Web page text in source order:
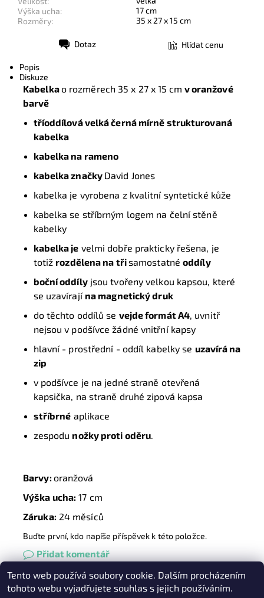
Výška ucha:
17 cm
Rozměry:
35 x 27 x 15 cm
Dotaz Hlídat cenu
Popis
Diskuze
Kabelkao rozměrech 35 x 27 x 15 cm v oranžové
barvě
tříoddílová velká černá mírně strukturovaná
kabelka
kabelka na rameno
kabelka značky David Jones
kabelka je vyrobena z kvalitní syntetické kůže
kabelka se stříbrným logem na čelní stěně
kabelky
kabelka je velmi dobře prakticky řešena, je
totiž rozdělena na třisamostatnéoddíly
boční oddílyjsou tvořeny velkou kapsou, které
se uzavírají na magnetický druk
do těchto oddílů se vejde formát A4, uvnitř
nejsou v podšívce žádné vnitřní kapsy
hlavní - prostřední - oddíl kabelky se uzavírá na
zip
v podšívce je na jedné straně otevřená
kapsička, na straně druhé zipová kapsa
stříbrné aplikace
zespodu nožky proti oděru.
Barvy:oranžová
Výška ucha: 17 cm
Záruka:24 měsíců
Buďte první, kdo napíše příspěvek k této položce.
Přidat komentář
Heureka.cz | Zboží.cz Oázakabelek
Tento web používá soubory cookie. Dalším procházením
tohoto webu vyjadřujete souhlas s jejich používáním.